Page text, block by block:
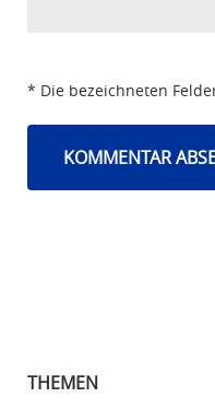
* Die bezeichneten
THEMEN